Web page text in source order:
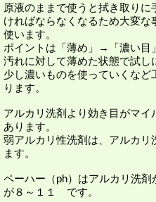
原液のままで使うと拭き取り
ければならなくなるため大変
使います。
ポイントは「薄め」→「濃い目」
汚れに対して薄めた状態で試し
少し濃いものを使っていくな
ります。
アルカリ洗剤より効き目がマ
あります。
弱アルカリ性洗剤は、アルカ
ます。
ペーハー（ph）はアルカリ洗
が８～１１ です。